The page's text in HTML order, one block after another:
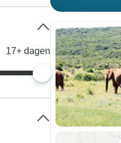
17+ dagen